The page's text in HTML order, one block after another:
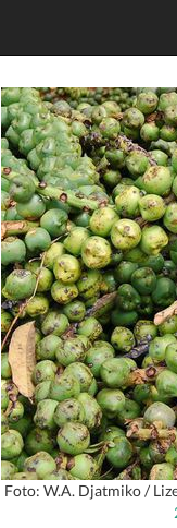
Foto: W.A. Djatmiko /